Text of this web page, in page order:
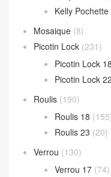
Kelly Pochette
Mosaique (8)
Picotin Lock (231)
Picotin Lock 18
Picotin Lock 22
Roulis (190)
Roulis 18
Roulis 23 (20)
Verrou (130)
Verrou 17 (74)